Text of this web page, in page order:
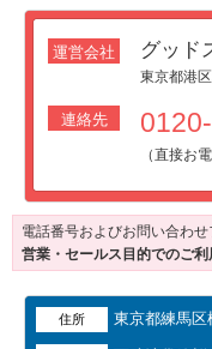
運営会社 グッド
東京都港
連絡先
（直接お
電話番号およびお問い合わ
営業・セールス目的でのご利
住所 東京都練馬区